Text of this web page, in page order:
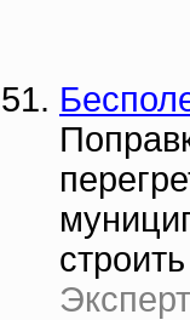
строить